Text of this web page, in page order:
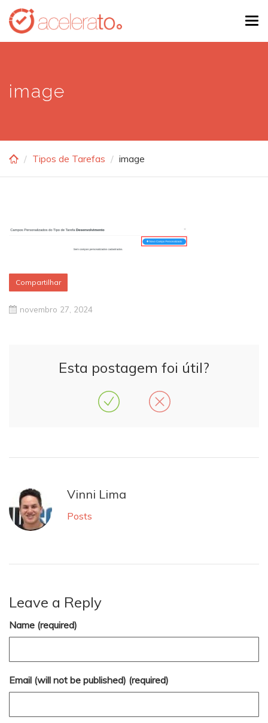
Skip
main
image
Tipos de Tarefas image
Compartilhar
novembro 27, 2024
Esta postagem foi útil?
Vinni Lima
Posts
Leave a Reply
Name (required)
Email (will not be published) (required)